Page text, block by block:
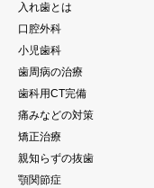
入れ歯とは
口腔外科
小児歯科
歯周病の治療
歯科用CT完備
痛みなどの対策
矯正治療
親知らずの抜歯
顎関節症